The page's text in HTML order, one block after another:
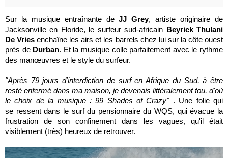
Sur la musique entraînante deJJ Grey, artiste originaire de
Jacksonville en Floride, le surfeur sud-africain Beyrick Thulani
De Vries enchaîne les airs et les barrels chez lui sur la côte ouest
près de Durban. Et la musique colle parfaitement avec le rythme
des manœuvres et le style du surfeur.
"Après 79 jours d'interdiction de surf en Afrique du Sud, à être
resté enfermé dans ma maison, je devenais littéralement fou, d'où
le choix de la musique : 99 Shades of Crazy". Une folie qui
se ressent dans le surf du pensionnaire du WQS, qui évacue la
frustration de son confinement dans les vagues, qu'il était
visiblement (très) heureux de retrouver.